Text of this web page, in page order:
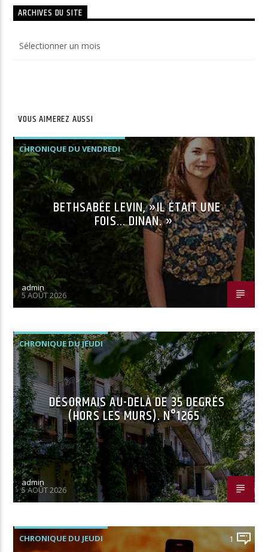
ARCHIVES DU SITE
du
VOUS AIMEREZ AUSSI
CHRONIQUE DU VENDREDI
BETHSABÉE LEVIN, »IL ÉTAIT UNE
FOIS… DINAN. »
admin
5 AOÛT 2026
CHRONIQUE DU JEUDI
DÉSORMAIS AU-DELÀ DE 35 DEGRÉS
(HORS LES MURS). N°1265
admin
5 AOÛT 2026
CHRONIQUE DU JEUDI 1